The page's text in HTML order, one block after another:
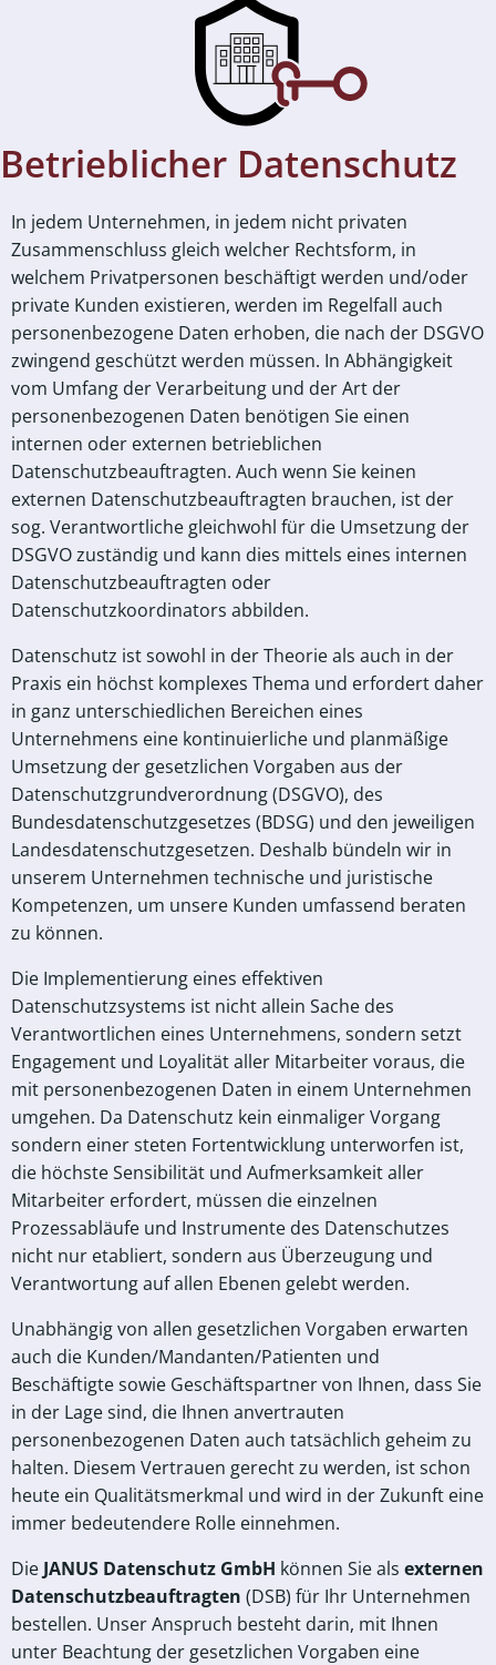
Betrieblicher Datenschutz
In jedem Unternehmen, in jedem nicht privaten
Zusammenschluss gleich welcher Rechtsform, in
welchem Privatpersonen beschäftigt werden und/oder
private Kunden existieren, werden im Regelfall auch
personenbezogene Daten erhoben, die nach der DSGVO
zwingend geschützt werden müssen. In Abhängigkeit
vom Umfang der Verarbeitung und der Art der
personenbezogenen Daten benötigen Sie einen
internen oder externen betrieblichen
Datenschutzbeauftragten. Auch wenn Sie keinen
externen Datenschutzbeauftragten brauchen, ist der
sog. Verantwortliche gleichwohl für die Umsetzung der
DSGVO zuständig und kann dies mittels eines internen
Datenschutzbeauftragten oder
Datenschutzkoordinators abbilden.
Datenschutz ist sowohl in der Theorie als auch in der
Praxis ein höchst komplexes Thema und erfordert daher
in ganz unterschiedlichen Bereichen eines
Unternehmens eine kontinuierliche und planmäßige
Umsetzung der gesetzlichen Vorgaben aus der
Datenschutzgrundverordnung (DSGVO), des
Bundesdatenschutzgesetzes (BDSG) und den jeweiligen
Landesdatenschutzgesetzen. Deshalb bündeln wir in
unserem Unternehmen technische und juristische
Kompetenzen, um unsere Kunden umfassend beraten
zu können.
Die Implementierung eines effektiven
Datenschutzsystems ist nicht allein Sache des
Verantwortlichen eines Unternehmens, sondern setzt
Engagement und Loyalität aller Mitarbeiter voraus, die
mit personenbezogenen Daten in einem Unternehmen
umgehen. Da Datenschutz kein einmaliger Vorgang
sondern einer steten Fortentwicklung unterworfen ist,
die höchste Sensibilität und Aufmerksamkeit aller
Mitarbeiter erfordert, müssen die einzelnen
Prozessabläufe und Instrumente des Datenschutzes
nicht nur etabliert, sondern aus Überzeugung und
Verantwortung auf allen Ebenen gelebt werden.
Unabhängig von allen gesetzlichen Vorgaben erwarten
auch die Kunden/Mandanten/Patienten und
Beschäftigte sowie Geschäftspartner von Ihnen, dass Sie
in der Lage sind, die Ihnen anvertrauten
personenbezogenen Daten auch tatsächlich geheim zu
halten. Diesem Vertrauen gerecht zu werden, ist schon
heute ein Qualitätsmerkmal und wird in der Zukunft eine
immer bedeutendere Rolle einnehmen.
Die JANUS Datenschutz GmbH können Sie als externen
Datenschutzbeauftragten (DSB) für Ihr Unternehmen
bestellen. Unser Anspruch besteht darin, mit Ihnen
unter Beachtung der gesetzlichen Vorgaben eine